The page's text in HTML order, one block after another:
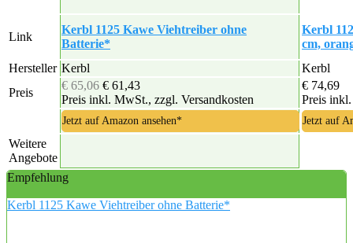
Link
Kerbl 1125 Kawe Viehtreiber ohne
Batterie*
Kerbl
cm,
Hersteller Kerbl
Kerbl
Preis
€ 65,06 € 61,43
Preis inkl. MwSt., zzgl. Versandkosten
€ 74,69
Preis
Jetzt auf Amazon ansehen* Jetzt auf
Weitere
Angebote
Empfehlung
Kerbl 1125 Kawe Viehtreiber ohne Batterie*